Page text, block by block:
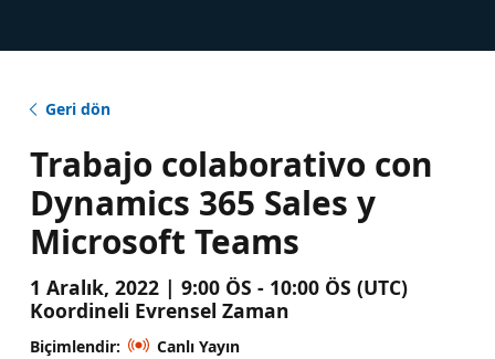
Geri dön
Trabajo colaborativo con
Dynamics 365 Sales y
Microsoft Teams
1 Aralık, 2022 | 9:00 ÖS - 10:00 ÖS (UTC)
Koordineli Evrensel Zaman
Biçimlendir:
Canlı Yayın